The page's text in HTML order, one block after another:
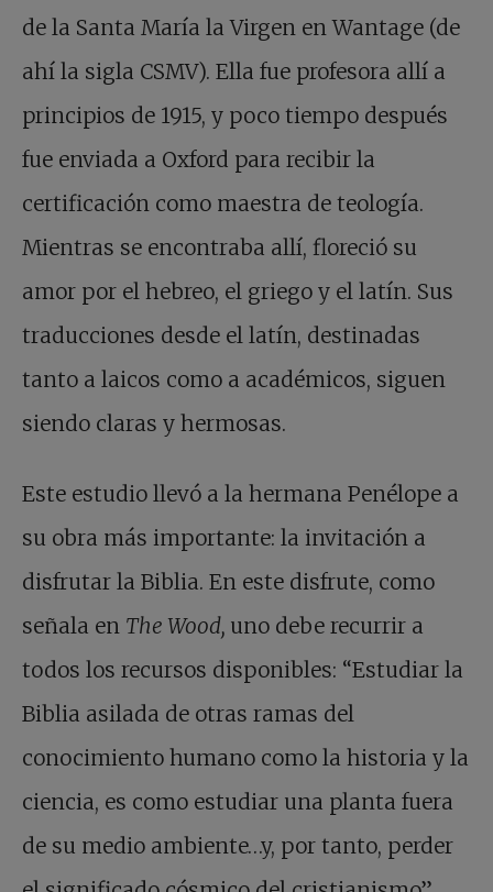
de la Santa María la Virgen en Wantage (de
ahí la sigla CSMV). Ella fue profesora allí a
principios de 1915, y poco tiempo después
fue enviada a Oxford para recibir la
certificación como maestra de teología.
Mientras se encontraba allí, floreció su
amor por el hebreo, el griego y el latín. Sus
traducciones desde el latín, destinadas
tanto a laicos como a académicos, siguen
siendo claras y hermosas.
Este estudio llevó a la hermana Penélope a
su obra más importante: la invitación a
disfrutar la Biblia. En este disfrute, como
señala en The Wood, uno debe recurrir a
todos los recursos disponibles: “Estudiar la
Biblia asilada de otras ramas del
conocimiento humano como la historia y la
ciencia, es como estudiar una planta fuera
de su medio ambiente…y, por tanto, perder